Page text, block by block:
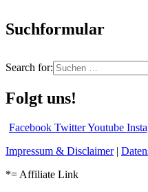
Suchformular
Search for:
Folgt uns!
Facebook TwitterYoutube
Impressum & Disclaimer|
*= Affiliate Link